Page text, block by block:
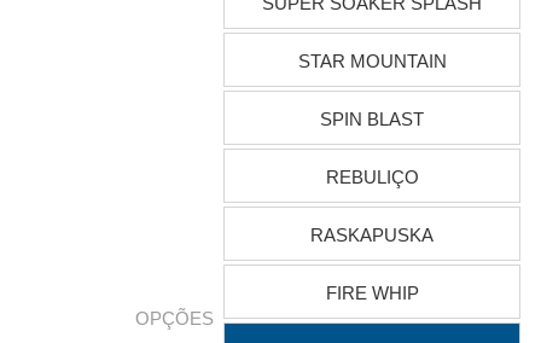
OPÇÕES
STAR MOUNTAIN
SPIN BLAST
REBULIÇO
RASKAPUSKA
FIRE WHIP